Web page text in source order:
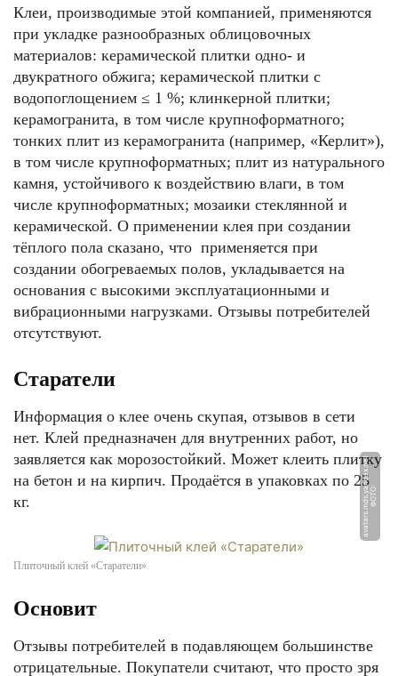
Клеи, производимые этой компанией, применяются
при укладке разнообразных облицовочных
материалов: керамической плитки одно- и
двукратного обжига; керамической плитки с
водопоглощением ≤ 1 %; клинкерной плитки;
керамогранита, в том числе крупноформатного;
тонких плит из керамогранита (например, «Керлит»),
в том числе крупноформатных; плит из натурального
камня, устойчивого к воздействию влаги, в том
числе крупноформатных; мозаики стеклянной и
керамической. О применении клея при создании
тёплого пола сказано, что применяется при
создании обогреваемых полов, укладывается на
основания с высокими эксплуатационными и
вибрационными нагрузками. Отзывы потребителей
отсутствуют.
Старатели
Информация о клее очень скупая, отзывов в сети
нет. Клей предназначен для внутренних работ, но
заявляется как морозостойкий. Может клеить плитку
на бетон и на кирпич. Продаётся в упаковках по 25
кг.
Ф
О
Т
О:
a
v
a
t
a
r
s.
m
d
s.
y
a
n
d
e
x.
n
e
t
Плиточный клей «Старатели»
Основит
Отзывы потребителей в подавляющем большинстве
отрицательные. Покупатели считают, что просто зря